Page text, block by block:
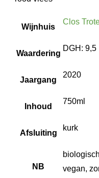
Wijnhuis
Clos
Waardering
DGH: 9,5
Jaargang
2020
Inhoud
750ml
Afsluiting
kurk
NB
vegan,